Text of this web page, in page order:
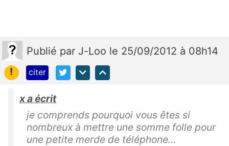
Publié par J-Loo le 25/09/2012 à 08h14
!
citer
x a écrit
je comprends pourquoi vous êtes si
nombreux à mettre une somme folle pour
une petite merde de téléphone...